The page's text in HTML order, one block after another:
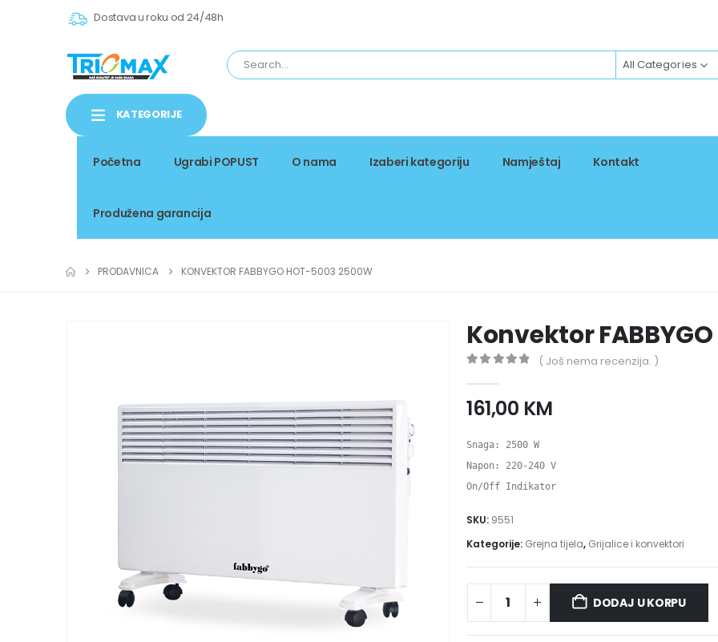
Dostava u roku od 24/48h
All Categories
KATEGORIJE
Početna Ugrabi POPUST O nama Izaberi kategoriju Namještaj Kontakt
Produžena garancija
PRODAVNICA KONVEKTOR FABBYGO HOT-5003 2500W
Konvektor
( Još nema recenzija. )
161,00 KM
Snaga: 2500 W
Napon: 220-240 V
On/Off Indikator
SKU: 9551
Kategorije: Grejna tijela, Grijalice i konvektori
DODAJ U KORPU